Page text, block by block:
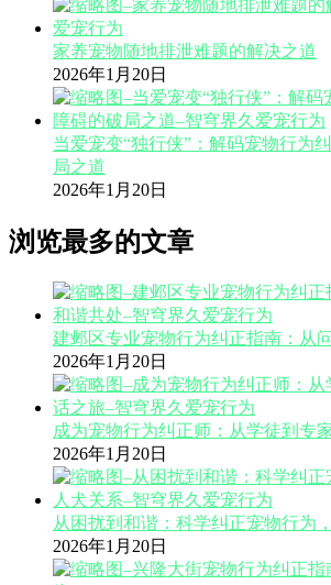
家养宠物随地排泄难题的解决之道
2026年1月20日
当爱宠变“独行侠”：解码宠物行为
局之道
2026年1月20日
浏览最多的文章
建邺区专业宠物行为纠正指南：从
2026年1月20日
成为宠物行为纠正师：从学徒到专
2026年1月20日
从困扰到和谐：科学纠正宠物行为
2026年1月20日